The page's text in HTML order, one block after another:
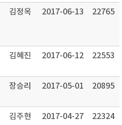
김정옥 2017-06-13 22765
김혜진 2017-06-12 22553
장승리 2017-05-01 20895
김주현 2017-04-27 22324